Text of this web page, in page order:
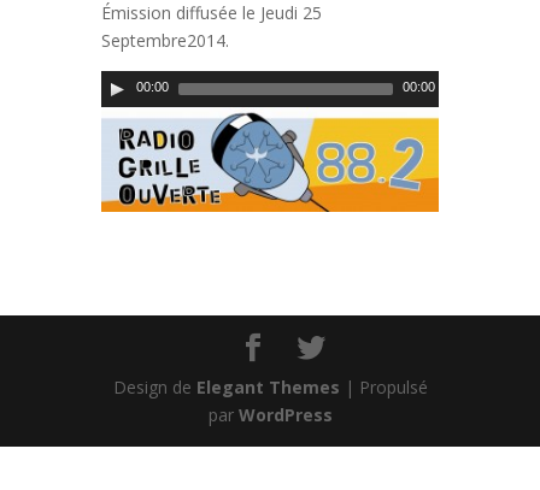
Émission diffusée le Jeudi 25
Septembre2014.
00:00 00:00
Design de Elegant Themes | Propulsé
par WordPress